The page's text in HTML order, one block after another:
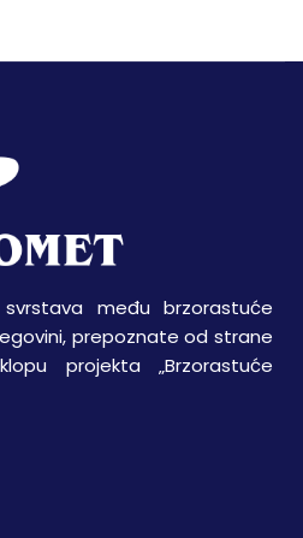
među brzorastuće
prepoznate od strane
projekta „Brzorastuće